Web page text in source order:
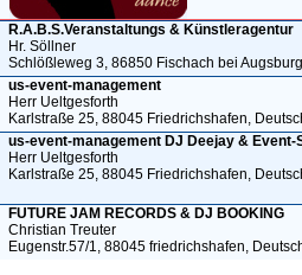
R.A.B.S.Veranstaltungs & Künstleragentur
Hr. Söllner
Schlößleweg 3, 86850 Fischach bei
us-event-management
Herr Ueltgesforth
Karlstraße 25, 88045 Friedrichshafen,
us-event-management DJ Deejay & Event-
Herr Ueltgesforth
Karlstraße 25, 88045 Friedrichshafen,
FUTURE JAM RECORDS & DJ BOOKING
Christian Treuter
Eugenstr.57/1, 88045 friedrichshafen,